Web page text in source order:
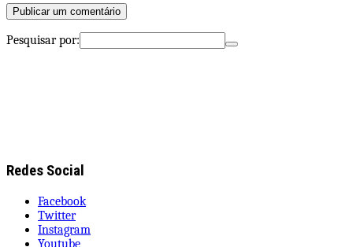
Pesquisar por:
Redes Social
Facebook
Twitter
Instagram
Youtube